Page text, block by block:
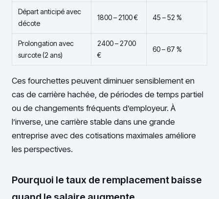
Départ anticipé avec
décote
1800 – 2100 € 45 – 52 %
Prolongation avec
surcote (2 ans)
2400 – 2700
€
60 – 67 %
Ces fourchettes peuvent diminuer sensiblement en
cas de carrière hachée, de périodes de temps partiel
ou de changements fréquents d’employeur. À
l’inverse, une carrière stable dans une grande
entreprise avec des cotisations maximales améliore
les perspectives.
Pourquoi le taux de remplacement baisse